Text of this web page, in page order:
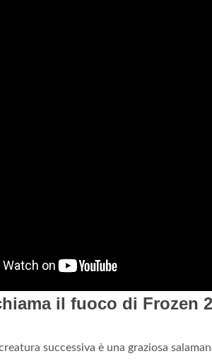
il fuoco di Frozen
successiva è una graziosa